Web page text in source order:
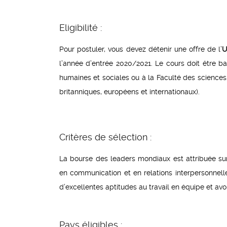
Eligibilité :
Pour postuler, vous devez détenir une offre de l’
l’année d’entrée 2020/2021. Le cours doit être
humaines et sociales ou à la Faculté des
britanniques, européens et internationaux).
Critères de sélection :
La bourse des leaders mondiaux est attribuée
en communication et en relations
d’excellentes aptitudes au travail en équipe et
Pays éligibles :